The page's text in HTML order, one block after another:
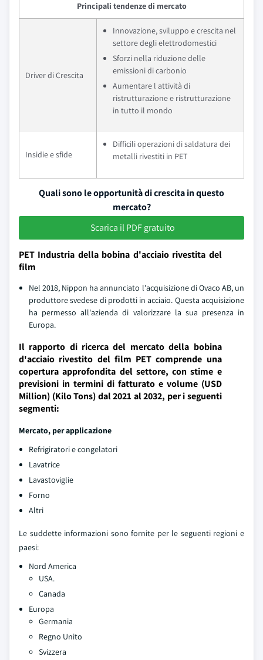
Principali tendenze di mercato
Driver di Crescita
Innovazione, sviluppo e crescita nel
settore degli elettrodomestici
Sforzi nella riduzione delle
emissioni di carbonio
Aumentare l attività di
ristrutturazione e ristrutturazione
in tutto il mondo
Insidie e sfide
Difficili operazioni di saldatura dei
metalli rivestiti in PET
Quali sono le opportunità di crescita in questo
mercato?
Scarica il PDF gratuito
PET Industria della bobina d'acciaio rivestita del
film
Nel 2018, Nippon ha annunciato l'acquisizione di Ovaco AB, un
produttore svedese di prodotti in acciaio. Questa acquisizione
ha permesso all'azienda di valorizzare la sua presenza in
Europa.
Il rapporto di ricerca del mercato della bobina
d'acciaio rivestito del film PET comprende una
copertura approfondita del settore, con stime e
previsioni in termini di fatturato e volume (USD
Million) (Kilo Tons) dal 2021 al 2032, per i seguenti
segmenti:
Mercato, per applicazione
Refrigiratori e congelatori
Lavatrice
Lavastoviglie
Forno
Altri
Le suddette informazioni sono fornite per le seguenti regioni e
paesi:
Nord America
USA.
Canada
Europa
Germania
Regno Unito
Svizzera